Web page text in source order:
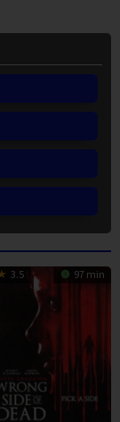
3.5 97 min